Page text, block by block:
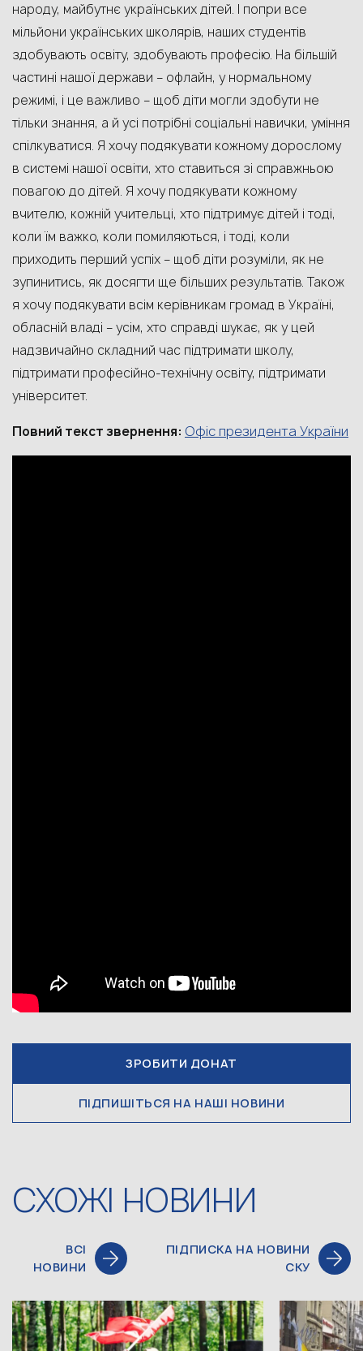
народу, майбутнє українських дітей. І попри все
мільйони українських школярів, наших студентів
здобувають освіту, здобувають професію. На більшій
частині нашої держави – офлайн, у нормальному
режимі, і це важливо – щоб діти могли здобути не
тільки знання, а й усі потрібні соціальні навички, уміння
спілкуватися. Я хочу подякувати кожному дорослому
в системі нашої освіти, хто ставиться зі справжньою
повагою до дітей. Я хочу подякувати кожному
вчителю, кожній учительці, хто підтримує дітей і тоді,
коли їм важко, коли помиляються, і тоді, коли
приходить перший успіх – щоб діти розуміли, як не
зупинитись, як досягти ще більших результатів. Також
я хочу подякувати всім керівникам громад в Україні,
обласній владі – усім, хто справді шукає, як у цей
надзвичайно складний час підтримати школу,
підтримати професійно-технічну освіту, підтримати
університет.
Повний текст звернення: Офіс президента України
ЗРОБИТИ ДОНАТ
ПІДПИШІТЬСЯ НА НАШІ НОВИНИ
СХОЖІ НОВИНИ
ВСІ
НОВИНИ
ПІДПИСКА НА НОВИНИ
СКУ